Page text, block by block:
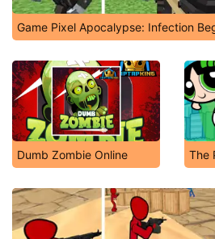
Game Pixel Apocalypse: Infection
Dumb Zombie Online The